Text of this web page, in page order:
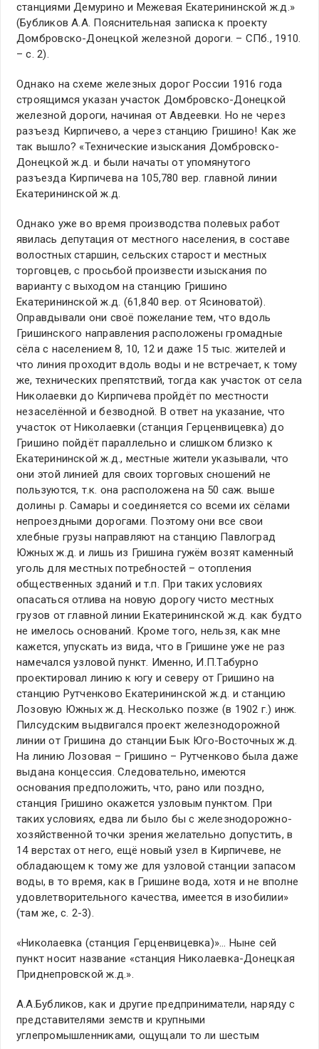
станциями Демурино и Межевая Екатерининской ж.д.»
(Бубликов А.А. Пояснительная записка к проекту
Домбровско-Донецкой железной дороги. – СПб., 1910.
– с. 2).
Однако на схеме железных дорог России 1916 года
строящимся указан участок Домбровско-Донецкой
железной дороги, начиная от Авдеевки. Но не через
разъезд Кирпичево, а через станцию Гришино! Как же
так вышло? «Технические изыскания Домбровско-
Донецкой ж.д. и были начаты от упомянутого
разъезда Кирпичева на 105,780 вер. главной линии
Екатерининской ж.д.
Однако уже во время производства полевых работ
явилась депутация от местного населения, в составе
волостных старшин, сельских старост и местных
торговцев, с просьбой произвести изыскания по
варианту с выходом на станцию Гришино
Екатерининской ж.д. (61,840 вер. от Ясиноватой).
Оправдывали они своё пожелание тем, что вдоль
Гришинского направления расположены громадные
сёла с населением 8, 10, 12 и даже 15 тыс. жителей и
что линия проходит вдоль воды и не встречает, к тому
же, технических препятствий, тогда как участок от села
Николаевки до Кирпичева пройдёт по местности
незаселённой и безводной. В ответ на указание, что
участок от Николаевки (станция Герценвицевка) до
Гришино пойдёт параллельно и слишком близко к
Екатерининской ж.д., местные жители указывали, что
они этой линией для своих торговых сношений не
пользуются, т.к. она расположена на 50 саж. выше
долины р. Самары и соединяется со всеми их сёлами
непроездными дорогами. Поэтому они все свои
хлебные грузы направляют на станцию Павлоград
Южных ж.д. и лишь из Гришина гужём возят каменный
уголь для местных потребностей – отопления
общественных зданий и т.п. При таких условиях
опасаться отлива на новую дорогу чисто местных
грузов от главной линии Екатерининской ж.д. как будто
не имелось оснований. Кроме того, нельзя, как мне
кажется, упускать из вида, что в Гришине уже не раз
намечался узловой пункт. Именно, И.П.Табурно
проектировал линию к югу и северу от Гришино на
станцию Рутченково Екатерининской ж.д. и станцию
Лозовую Южных ж.д. Несколько позже (в 1902 г.) инж.
Пилсудским выдвигался проект железнодорожной
линии от Гришина до станции Бык Юго-Восточных ж.д.
На линию Лозовая – Гришино – Рутченково была даже
выдана концессия. Следовательно, имеются
основания предположить, что, рано или поздно,
станция Гришино окажется узловым пунктом. При
таких условиях, едва ли было бы с железнодорожно-
хозяйственной точки зрения желательно допустить, в
14 верстах от него, ещё новый узел в Кирпичеве, не
обладающем к тому же для узловой станции запасом
воды, в то время, как в Гришине вода, хотя и не вполне
удовлетворительного качества, имеется в изобилии»
(там же, с. 2-3).
«Николаевка (станция Герценвицевка)»… Ныне сей
пункт носит название «станция Николаевка-Донецкая
Приднепровской ж.д.».
А.А.Бубликов, как и другие предприниматели, наряду с
представителями земств и крупными
углепромышленниками, ощущали то ли шестым